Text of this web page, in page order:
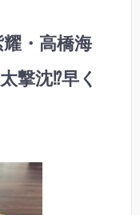
・高橋海
撃沈⁉︎早く